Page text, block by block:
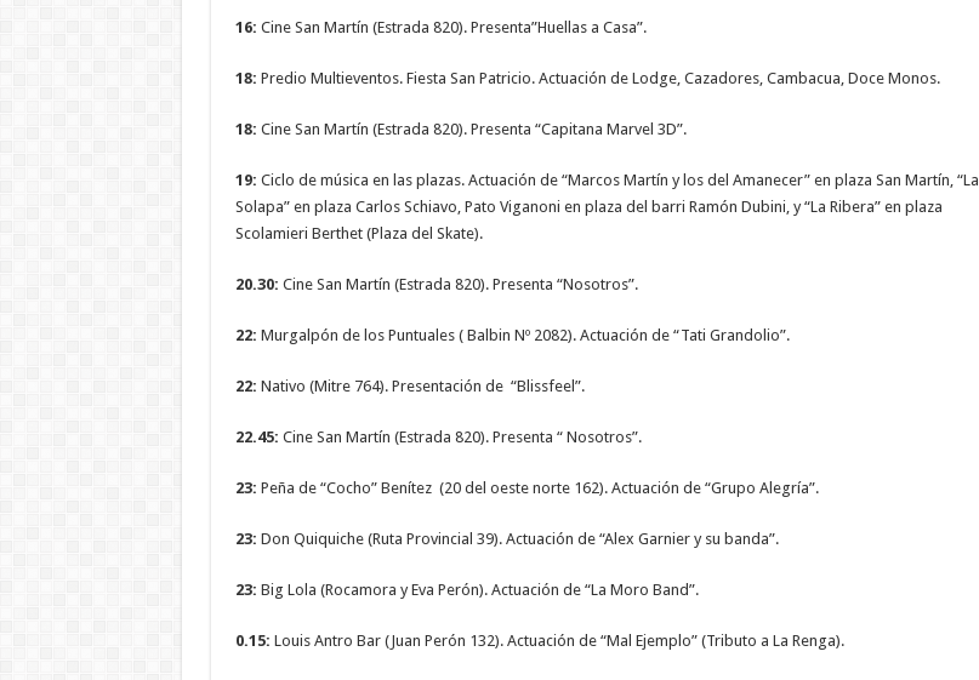
16: Cine San Martín (Estrada 820). Presenta”Huellas a Casa”.
18: Predio Multieventos. Fiesta San Patricio. Actuación de Lodge, Cazadores, Cambacua, Doce Monos.
18: Cine San Martín (Estrada 820). Presenta “Capitana Marvel 3D”.
19: Ciclo de música en las plazas. Actuación de “Marcos Martín y los del Amanecer” en plaza San Martín, “La
Solapa” en plaza Carlos Schiavo, Pato Viganoni en plaza del barri Ramón Dubini, y “La Ribera” en plaza
Scolamieri Berthet (Plaza del Skate).
20.30: Cine San Martín (Estrada 820). Presenta “Nosotros”.
22: Murgalpón de los Puntuales ( Balbin Nº 2082). Actuación de “Tati Grandolio”.
22: Nativo (Mitre 764). Presentación de “Blissfeel”.
22.45: Cine San Martín (Estrada 820). Presenta “ Nosotros”.
23: Peña de “Cocho” Benítez (20 del oeste norte 162). Actuación de “Grupo Alegría”.
23: Don Quiquiche (Ruta Provincial 39). Actuación de “Alex Garnier y su banda”.
23: Big Lola (Rocamora y Eva Perón). Actuación de “La Moro Band”.
0.15: Louis Antro Bar (Juan Perón 132). Actuación de “Mal Ejemplo” (Tributo a La Renga).